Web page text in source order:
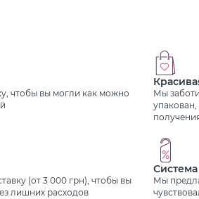
чтобы вы могли как можно
Мы
(от 3 000 грн), чтобы вы
лишних расходов
Мы